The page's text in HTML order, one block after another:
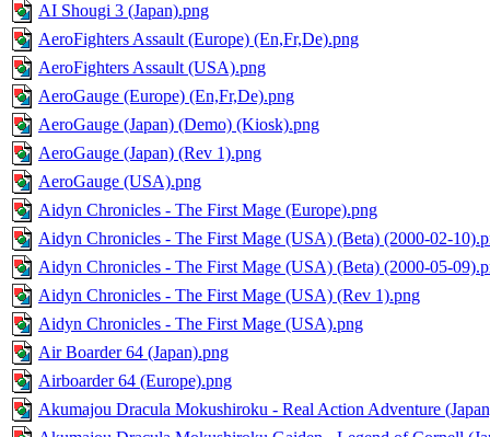
AI Shougi 3 (Japan).png
AeroFighters Assault (Europe) (En,Fr,De).png
AeroFighters Assault (USA).png
AeroGauge (Europe) (En,Fr,De).png
AeroGauge (Japan) (Demo) (Kiosk).png
AeroGauge (Japan) (Rev 1).png
AeroGauge (USA).png
Aidyn Chronicles - The First Mage (Europe).png
Aidyn Chronicles - The First Mage (USA) (Beta) (2000-02-
Aidyn Chronicles - The First Mage (USA) (Beta) (2000-05-
Aidyn Chronicles - The First Mage (USA) (Rev 1).png
Aidyn Chronicles - The First Mage (USA).png
Air Boarder 64 (Japan).png
Airboarder 64 (Europe).png
Akumajou Dracula Mokushiroku - Real Action Adventure